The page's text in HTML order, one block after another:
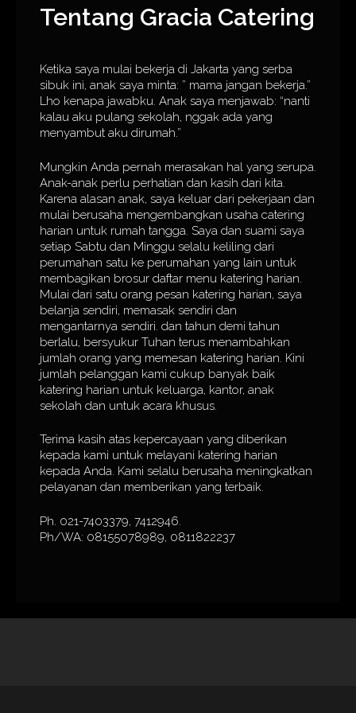
Tentang Gracia Catering
Ketika saya mulai bekerja di Jakarta yang serba
sibuk ini, anak saya minta: ” mama jangan bekerja.”
Lho kenapa jawabku. Anak saya menjawab: “nanti
kalau aku pulang sekolah, nggak ada yang
menyambut aku dirumah.”
Mungkin Anda pernah merasakan hal yang serupa.
Anak-anak perlu perhatian dan kasih dari kita.
Karena alasan anak, saya keluar dari pekerjaan dan
mulai berusaha mengembangkan usaha catering
harian untuk rumah tangga. Saya dan suami saya
setiap Sabtu dan Minggu selalu keliling dari
perumahan satu ke perumahan yang lain untuk
membagikan brosur daftar menu katering harian.
Mulai dari satu orang pesan katering harian, saya
belanja sendiri, memasak sendiri dan
mengantarnya sendiri. dan tahun demi tahun
berlalu, bersyukur Tuhan terus menambahkan
jumlah orang yang memesan katering harian. Kini
jumlah pelanggan kami cukup banyak baik
katering harian untuk keluarga, kantor, anak
sekolah dan untuk acara khusus.
Terima kasih atas kepercayaan yang diberikan
kepada kami untuk melayani katering harian
kepada Anda. Kami selalu berusaha meningkatkan
pelayanan dan memberikan yang terbaik.
Ph. 021-7403379, 7412946.
Ph/WA: 08155078989, 0811822237